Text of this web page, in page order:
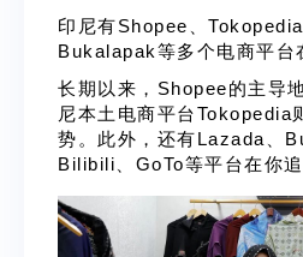
印尼有Shopee、
Bukalapak等多个电商平台
长期以来，Shopee的主导
尼本土电商平台Tokopedia
势。此外，还有Lazada、
Bilibili、GoTo等平台在你追